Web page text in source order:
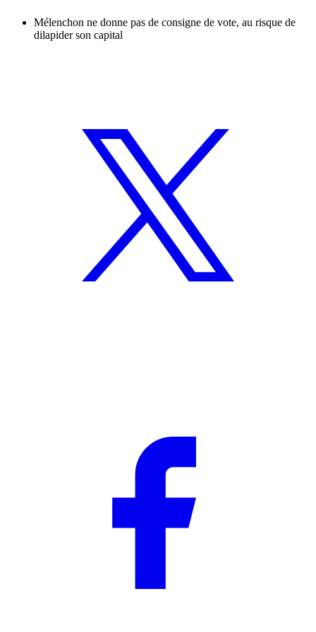
Mélenchon ne donne pas de consigne de vote, au risque de
dilapider son capital